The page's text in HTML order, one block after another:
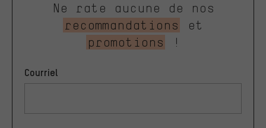
Ne rate aucune de nos
recommandations
et
promotions
!
Courriel